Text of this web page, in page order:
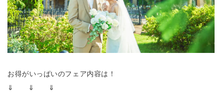
お得がいっぱいのフェア内容は！
⇓ ⇓ ⇓